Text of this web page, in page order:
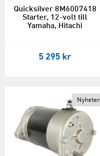
Quicksilver 8M6007418
Starter, 12-volt till
Yamaha, Hitachi
5 295 kr
Nyheter